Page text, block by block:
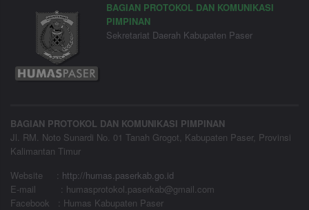
BAGIAN PROTOKOL DAN KOMUNIKASI
PIMPINAN
Sekretariat Daerah Kabupaten Paser
BAGIAN PROTOKOL DAN KOMUNIKASI PIMPINAN
Jl. RM. Noto Sunardi No. 01 Tanah Grogot, Kabupaten Paser, Provinsi
Kalimantan Timur
Website
: http://humas.paserkab.go.id
E-mail : humasprotokol.paserkab@gmail.com
Facebook : Humas Kabupaten Paser